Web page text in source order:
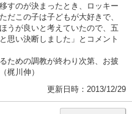
すのが決まったとき、ロッキー
だこの子は子どもが大好きで、
うが良いと考えていたので、五
思い決断しました」とコメント
ための調教が終わり次第、お披
梶川伸）
更新日時：2013/12/29